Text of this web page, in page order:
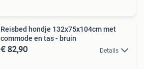
Reisbed hondje 132x75x104cm met
commode en tas - bruin
€ 82,90 Details